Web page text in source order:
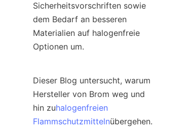
Sicherheitsvorschriften sowie
dem Bedarf an besseren
Materialien auf halogenfreie
Optionen um.
Dieser Blog untersucht, warum
Hersteller von Brom weg und
hin zuhalogenfreien
Flammschutzmittelnübergehen.